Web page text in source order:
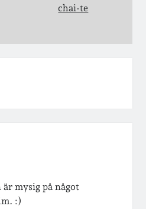
chai-te
mysig på något
:)